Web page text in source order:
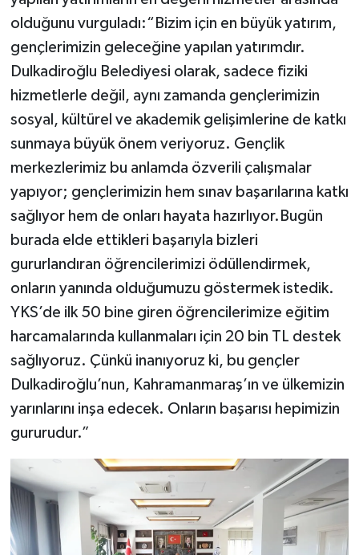
olduğunu vurguladı:“Bizim için en büyük yatırım,
gençlerimizin geleceğine yapılan yatırımdır.
Dulkadiroğlu Belediyesi olarak, sadece fiziki
hizmetlerle değil, aynı zamanda gençlerimizin
sosyal, kültürel ve akademik gelişimlerine de katkı
sunmaya büyük önem veriyoruz. Gençlik
merkezlerimiz bu anlamda özverili çalışmalar
yapıyor; gençlerimizin hem sınav başarılarına katkı
sağlıyor hem de onları hayata hazırlıyor.Bugün
burada elde ettikleri başarıyla bizleri
gururlandıran öğrencilerimizi ödüllendirmek,
onların yanında olduğumuzu göstermek istedik.
YKS’de ilk 50 bine giren öğrencilerimize eğitim
harcamalarında kullanmaları için 20 bin TL destek
sağlıyoruz. Çünkü inanıyoruz ki, bu gençler
Dulkadiroğlu’nun, Kahramanmaraş’ın ve ülkemizin
yarınlarını inşa edecek. Onların başarısı hepimizin
gururudur.”